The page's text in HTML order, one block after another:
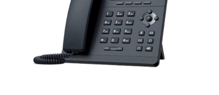
Tài liệu hướng dẫn
Tài liệu hướng dẫn
Điện thoại IP Phone
Sự kiện